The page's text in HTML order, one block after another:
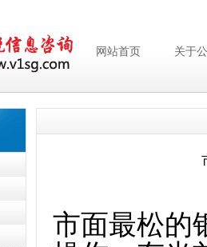
网站首页 关于
市面最松的